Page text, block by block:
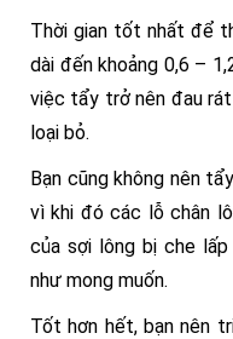
Thời gian tốt nhất để
dài đến khoảng 0,6 –
việc tẩy trở nên đau rát
loại bỏ.
Bạn cũng không nên
vì khi đó các lỗ chân
của sợi lông bị che
như mong muốn.
Tốt hơn hết, bạn nên